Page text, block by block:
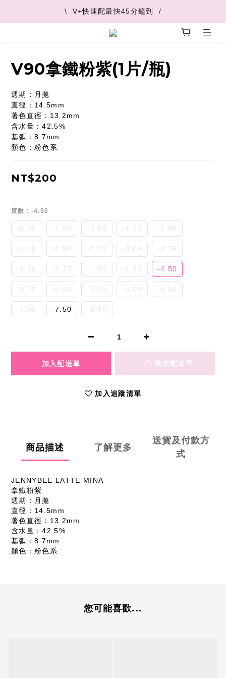
\  V+快速配最快45分鐘到  /
\  V+快速配最快45分鐘到  /
\  推薦好友 領取購物金  /
V90拿鐵粉紫(1片/瓶)
週期：月拋
直徑：14.5mm
著色直徑：13.2mm
含水量：42.5%
基弧：8.7mm
顏色：粉色系
NT$200
度數 : -4.50
-0.00 -1.00 -1.50 -1.75 -2.00
-2.25 -2.50 -2.75 -3.00 -3.25
-3.50 -3.75 -4.00 -4.25 -4.50
-4.75 -5.00 -5.50 -6.00 -6.50
-7.00 -7.50 -8.00
加入追蹤清單
商品描述 了解更多
送貨及付款方
式
JENNYBEE LATTE MINA
拿鐵粉紫
週期：月拋
直徑：14.5mm
著色直徑：13.2mm
含水量：42.5%
基弧：8.7mm
顏色：粉色系
您可能喜歡...